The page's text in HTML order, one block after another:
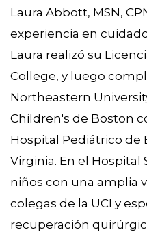
Laura Abbott, MSN,
experiencia en
Laura realizó su
College, y luego
Northeastern
Children's de Boston
Hospital Pediátrico de
Virginia. En el Hospital
niños con una amplia
colegas de la UCI y
recuperación